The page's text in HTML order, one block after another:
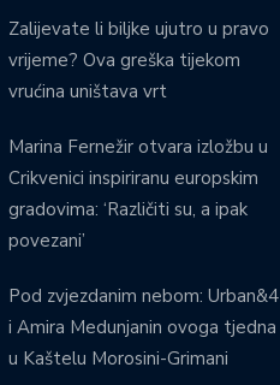
Zalijevate li biljke ujutro u pravo
vrijeme? Ova greška tijekom
vrućina uništava vrt
Marina Fernežir otvara izložbu u
Crikvenici inspiriranu europskim
gradovima: ‘Različiti su, a ipak
povezani’
Pod zvjezdanim nebom: Urban&4
i Amira Medunjanin ovoga tjedna
u Kaštelu Morosini-Grimani